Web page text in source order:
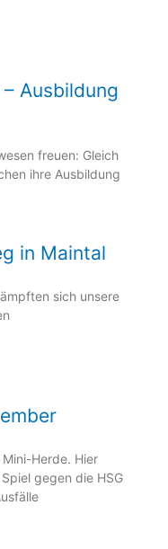
Ausbildung
freuen: Gleich
ihre Ausbildung
in Maintal
sich unsere
Herde. Hier
gegen die HSG